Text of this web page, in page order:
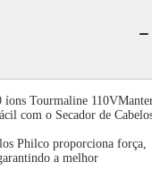
íons Tourmaline
com o Secador de
Philco proporciona força,
a melhor